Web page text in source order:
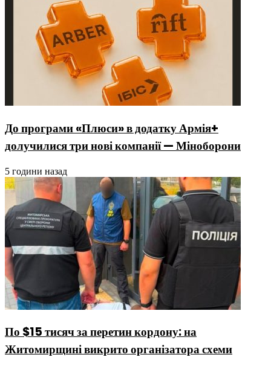
До програми «Плюси» в додатку Армія+
долучилися три нові компанії — Міноборони
5 години назад
По $15 тисяч за перетин кордону: на
Житомирщині викрито організатора схеми